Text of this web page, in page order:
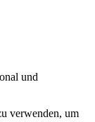
und
verwenden, um